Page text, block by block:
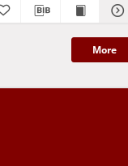
More